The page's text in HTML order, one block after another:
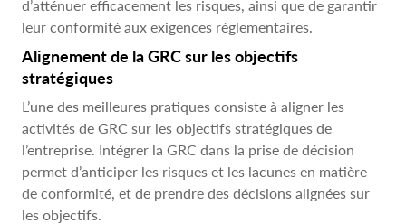
d’atténuer efficacement les risques, ainsi que de garantir
leur conformité aux exigences réglementaires.
Alignement de la GRC sur les objectifs
stratégiques
L’une des meilleures pratiques consiste à aligner les
activités de GRC sur les objectifs stratégiques de
l’entreprise. Intégrer la GRC dans la prise de décision
permet d’anticiper les risques et les lacunes en matière
de conformité, et de prendre des décisions alignées sur
les objectifs.